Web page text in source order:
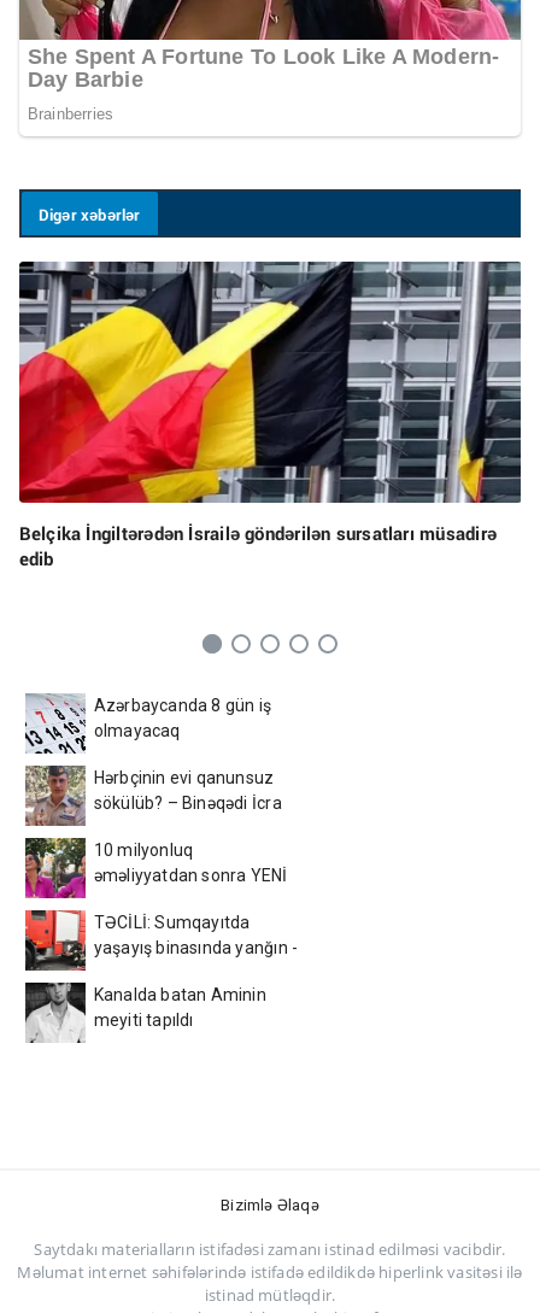
Digər xəbərlər
Belçika İngiltərədən İsrailə göndərilən sursatları müsadirə
edib
Azərbaycanda 8 gün iş
olmayacaq
Hərbçinin evi qanunsuz
sökülüb? – Binəqədi İcra
10 milyonluq
əməliyyatdan sonra YENİ
FOTOLAR
TƏCİLİ: Sumqayıtda
yaşayış binasında yanğın -
VİDEO
Kanalda batan Aminin
meyiti tapıldı
Bizimlə Əlaqə
Saytdakı materialların istifadəsi zamanı istinad edilməsi vacibdir.
Məlumat internet səhifələrində istifadə edildikdə hiperlink vasitəsi ilə
istinad mütləqdir.